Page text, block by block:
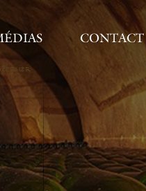
CONTACT
Fermer